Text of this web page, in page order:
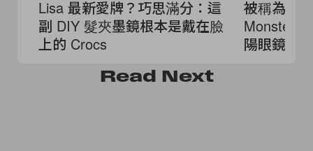
Lisa 最新愛牌？巧思滿分：這
副 DIY 髮夾墨鏡根本是戴在臉
上的 Crocs
被稱為「
Monster
陽眼鏡，
Read Next